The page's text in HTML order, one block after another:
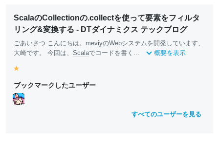
ScalaのCollectionの.collectを使って要素をフィルタ
リング&変換する - DTダイナミクス テックブログ
ごあいさつ こんにちは。meviyのWebシステムを開発しています、
大崎です。 今回は、 Scalaでコードを書く... 概要を表示
ll
o
w
ブックマークしたユーザー
すべてのユーザーを見る